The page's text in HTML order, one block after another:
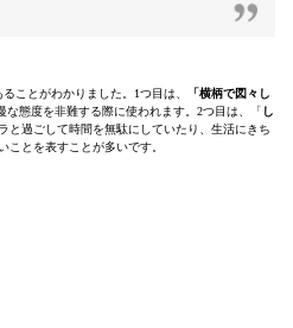
ことがわかりました。1つ目は、
「横柄で図々し
な態度を非難する際に使われます。2つ目は、「 し
と過ごして時間を無駄にしていたり、生活にきち
ことを表すことが多いです。